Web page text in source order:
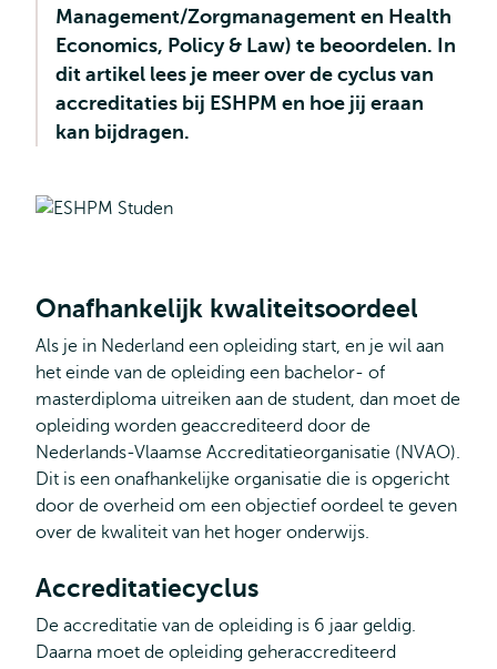
Management/Zorgmanagement en Health
Economics, Policy & Law) te beoordelen. In
dit artikel lees je meer over de cyclus van
accreditaties bij ESHPM en hoe jij eraan
kan bijdragen.
Onafhankelijk kwaliteitsoordeel
Als je in Nederland een opleiding start, en je wil aan
het einde van de opleiding een bachelor- of
masterdiploma uitreiken aan de student, dan moet de
opleiding worden geaccrediteerd door de
Nederlands-Vlaamse Accreditatieorganisatie (NVAO).
Dit is een onafhankelijke organisatie die is opgericht
door de overheid om een objectief oordeel te geven
over de kwaliteit van het hoger onderwijs.
Accreditatiecyclus
De accreditatie van de opleiding is 6 jaar geldig.
Daarna moet de opleiding geheraccrediteerd